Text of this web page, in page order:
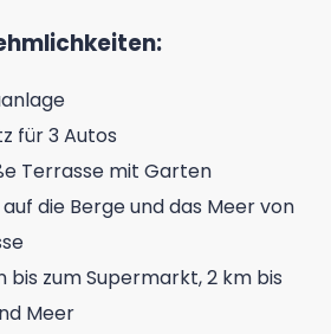
für 3 Autos
Terrasse mit Garten
auf die Berge und das Meer von
bis zum Supermarkt, 2 km bis
Meer